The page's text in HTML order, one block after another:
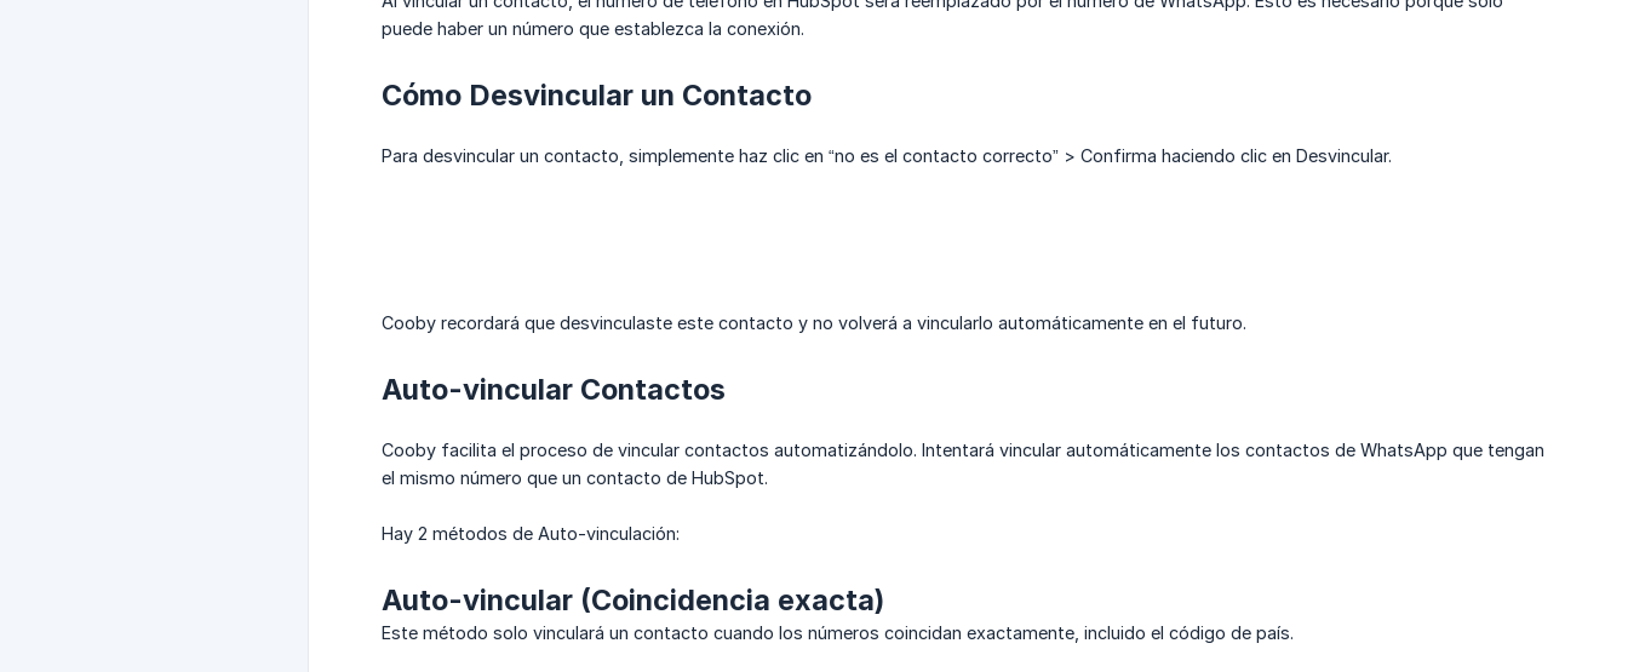
puede haber un número que establezca la conexión.
Cómo Desvincular un Contacto
Para desvincular un contacto, simplemente haz clic en “no es el contacto correcto” > Confirma haciendo clic en Desvincular.
Cooby recordará que desvinculaste este contacto y no volverá a vincularlo automáticamente en el futuro.
Auto-vincular Contactos
Cooby facilita el proceso de vincular contactos automatizándolo. Intentará vincular automáticamente los contactos de WhatsApp que tengan
el mismo número que un contacto de HubSpot.
Hay 2 métodos de Auto-vinculación:
Auto-vincular (Coincidencia exacta)
Este método solo vinculará un contacto cuando los números coincidan exactamente, incluido el código de país.